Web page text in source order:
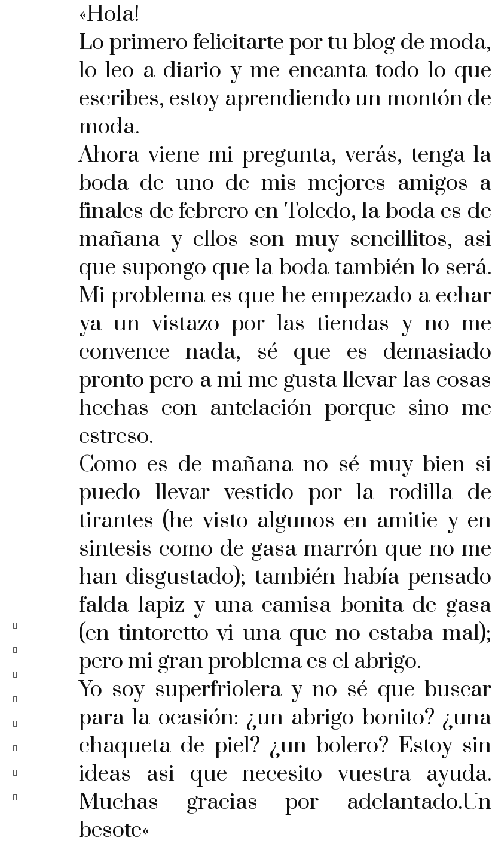
«Hola!
Lo primero felicitarte por tu blog de moda,
lo leo a diario y me encanta todo lo que
escribes, estoy aprendiendo un montón de
moda.
Ahora viene mi pregunta, verás, tenga la
boda de uno de mis mejores amigos a
finales de febrero en Toledo, la boda es de
mañana y ellos son muy sencillitos, asi
que supongo que la boda también lo será.
Mi problema es que he empezado a echar
ya un vistazo por las tiendas y no me
convence nada, sé que es demasiado
pronto pero a mi me gusta llevar las cosas
hechas con antelación porque sino me
estreso.
Como es de mañana no sé muy bien si
puedo llevar vestido por la rodilla de
tirantes (he visto algunos en amitie y en
sintesis como de gasa marrón que no me
han disgustado); también había pensado
falda lapiz y una camisa bonita de gasa
(en tintoretto vi una que no estaba mal);
pero mi gran problema es el abrigo.
Yo soy superfriolera y no sé que buscar
para la ocasión: ¿un abrigo bonito? ¿una
chaqueta de piel? ¿un bolero? Estoy sin
ideas asi que necesito vuestra ayuda.
Muchas gracias por adelantado.Un
besote«